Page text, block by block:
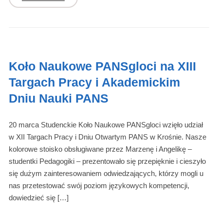
Koło Naukowe PANSgloci na XIII
Targach Pracy i Akademickim
Dniu Nauki PANS
20 marca Studenckie Koło Naukowe PANSgloci wzięło udział
w XII Targach Pracy i Dniu Otwartym PANS w Krośnie. Nasze
kolorowe stoisko obsługiwane przez Marzenę i Angelikę –
studentki Pedagogiki – prezentowało się przepięknie i cieszyło
się dużym zainteresowaniem odwiedzających, którzy mogli u
nas przetestować swój poziom językowych kompetencji,
dowiedzieć się […]